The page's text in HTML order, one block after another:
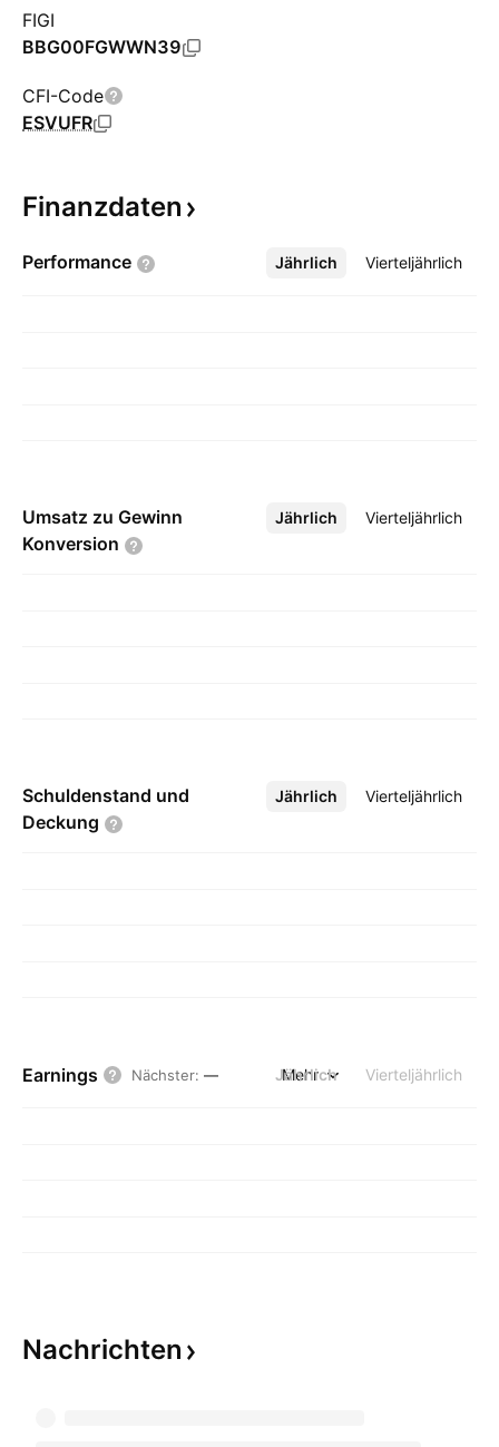
FIGI
BBG00FGWWN39
CFI-Code
ESVUFR
Finanzdaten
Performance Jährlich Vierteljährlich
Mehr
Umsatz zu Gewinn
Konversion
Jährlich Vierteljährlich
Mehr
Schuldenstand und
Deckung
Jährlich Vierteljährlich
Mehr
Earnings Nächster: — Jährlich Vierteljährlich
Mehr
Nachrichten